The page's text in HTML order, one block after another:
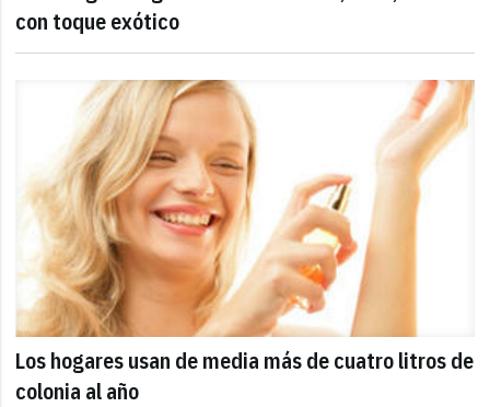
con toque exótico
Los hogares usan de media más de cuatro litros de
colonia al año